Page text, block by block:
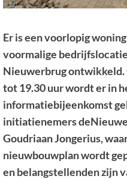
Er is een voorlopig
voormalige
Nieuwerbrug ontwikkeld.
tot 19.30 uur wordt er in
informatiebijeenkomst
initiatienemers
Goudriaan Jongerius,
nieuwbouwplan wordt
en belangstellenden zijn